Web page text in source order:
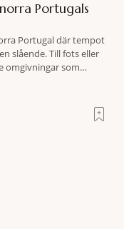
Portugals
Portugal där tempot
slående. Till fots eller
omgivningar som